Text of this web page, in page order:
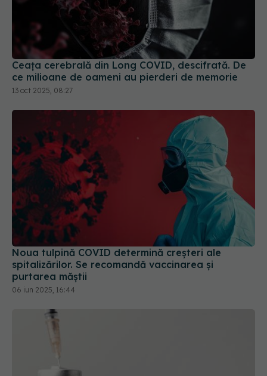
Ceața cerebrală din Long COVID, descifrată. De
ce milioane de oameni au pierderi de memorie
13 oct 2025, 08:27
Noua tulpină COVID determină creșteri ale
spitalizărilor. Se recomandă vaccinarea și
purtarea măștii
06 iun 2025, 16:44